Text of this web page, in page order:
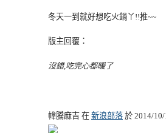
冬天一到就好想吃火鍋丫!!推~~
版主回覆：
沒錯,吃完心都暖了
幃騰麻吉 在 新浪部落 於 2014/